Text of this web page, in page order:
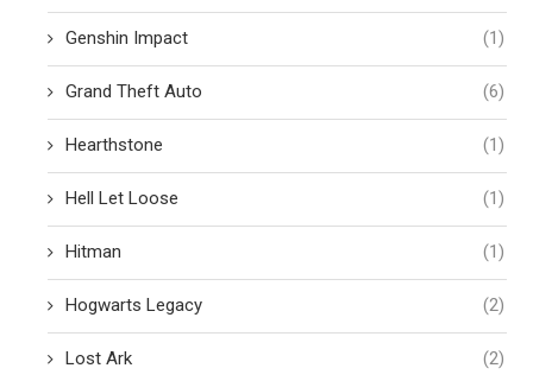
Genshin Impact (1)
Grand Theft Auto (6)
Hearthstone (1)
Hell Let Loose (1)
Hitman (1)
Hogwarts Legacy (2)
Lost Ark (2)